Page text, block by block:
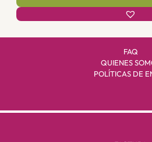
FAQ
QUIENES
POLÍTICAS DE